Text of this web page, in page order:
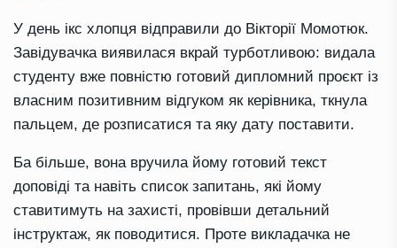
У день ікс хлопця відправили до Вікторії Момотюк.
Завідувачка виявилася вкрай турботливою: видала
студенту вже повністю готовий дипломний проєкт із
власним позитивним відгуком як керівника, ткнула
пальцем, де розписатися та яку дату поставити.
Ба більше, вона вручила йому готовий текст
доповіді та навіть список запитань, які йому
ставитимуть на захисті, провівши детальний
інструктаж, як поводитися. Проте викладачка не